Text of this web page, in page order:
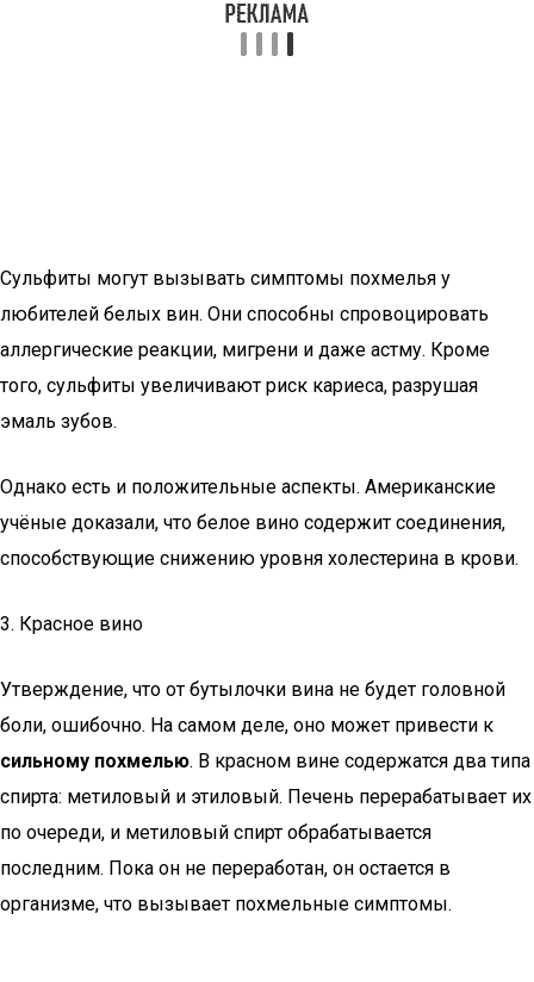
Сульфиты могут вызывать симптомы похмелья у
любителей белых вин. Они способны спровоцировать
аллергические реакции, мигрени и даже астму. Кроме
того, сульфиты увеличивают риск кариеса, разрушая
эмаль зубов.
Однако есть и положительные аспекты. Американские
учёные доказали, что белое вино содержит соединения,
способствующие снижению уровня холестерина в крови.
3. Красное вино
Утверждение, что от бутылочки вина не будет головной
боли, ошибочно. На самом деле, оно может привести к
сильному похмелью. В красном вине содержатся два типа
спирта: метиловый и этиловый. Печень перерабатывает их
по очереди, и метиловый спирт обрабатывается
последним. Пока он не переработан, он остается в
организме, что вызывает похмельные симптомы.